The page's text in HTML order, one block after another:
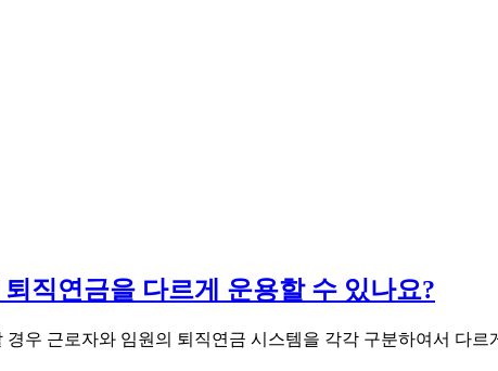
직연금을 다르게 운용할 수 있나요?
우 근로자와 임원의 퇴직연금 시스템을 각각 구분하여서 다르